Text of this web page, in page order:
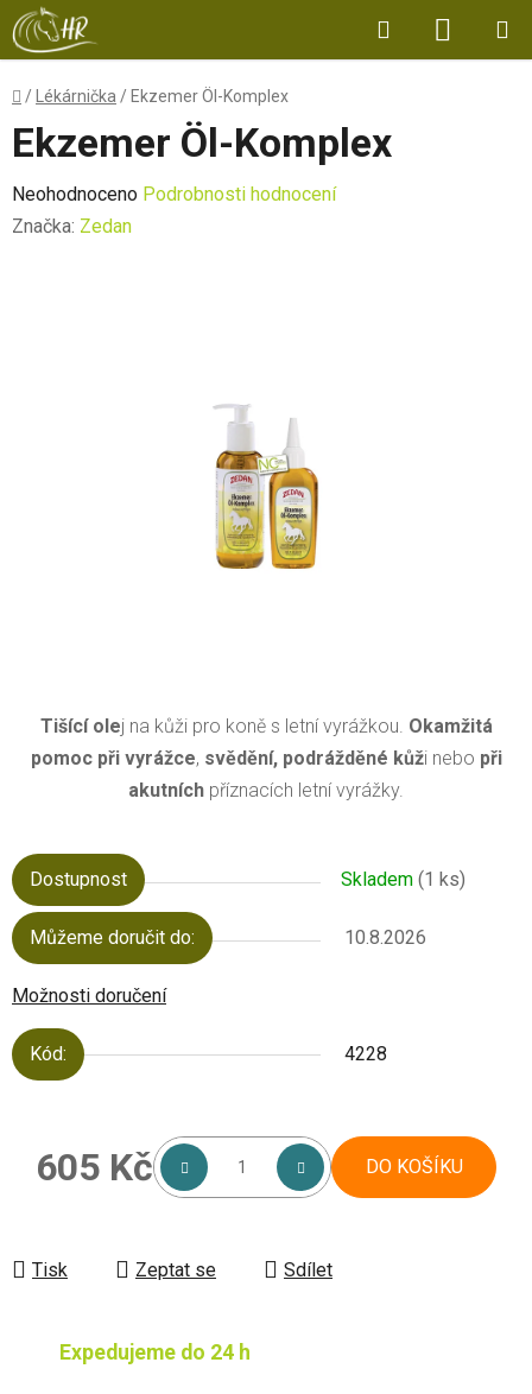
Přejít
na
obsah
Hledat
KOŠÍK
Domů
/ Lékárnička / Ekzemer Öl-Komplex
Tišící olej na kůži pro koně s letní vyrážkou. Okamžitá
pomoc při vyrážce, svědění, podrážděné kůži nebo při
akutních příznacích letní vyrážky.
Dostupnost Skladem (1 ks)
Můžeme doručit do: 10.8.2026
Možnosti doručení
Kód: 4228
605 Kč DO KOŠÍKU
Tisk Zeptat se Sdílet
Ekzemer Öl-Komplex
Průměrné
hodnocení
Neohodnoceno Podrobnosti hodnocení
Značka: Zedan
Expedujeme do 24 h